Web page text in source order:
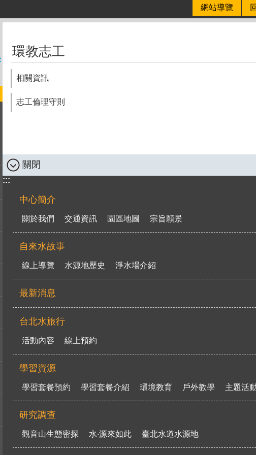
網站導覽
環教志工
相關資訊
志工倫理守則
關閉
:::
中心簡介
關於我們 交通資訊 園區地圖 宗旨願景
自來水故事
線上導覽 水源地歷史 淨水場介紹
最新消息
台北水旅行
活動內容 線上預約
學習資源
學習套餐預約 學習套餐介紹 環境教育 戶外教學 主題活
研究調查
觀音山生態密探 水‧源來如此 臺北水道水源地